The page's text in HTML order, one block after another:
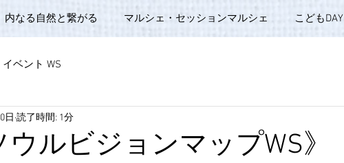
内なる自然と繋がる マルシェ・セッションマルシェ こどもDAY
イベント WS
ルビジョンマップWS》
日 読了時間: 1分